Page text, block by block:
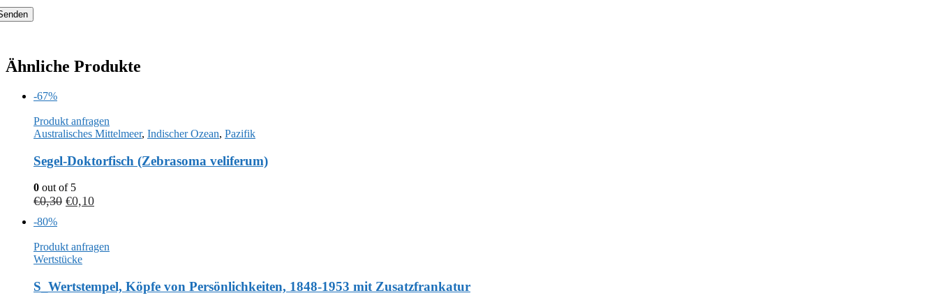
Ähnliche Produkte
-67%
Produkt anfragen
Australisches Mittelmeer, Indischer Ozean, Pazifik
Segel-Doktorfisch (Zebrasoma veliferum)
0 out of 5
€0,30 €0,10
-80%
Produkt anfragen
Wertstücke
S_Wertstempel, Köpfe von Persönlichkeiten, 1848-1953 mit Zusatzfrankatur